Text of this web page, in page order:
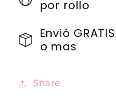
por rollo
Envió
o mas
Share